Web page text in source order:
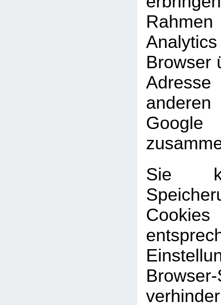
Browser
Google
Sie